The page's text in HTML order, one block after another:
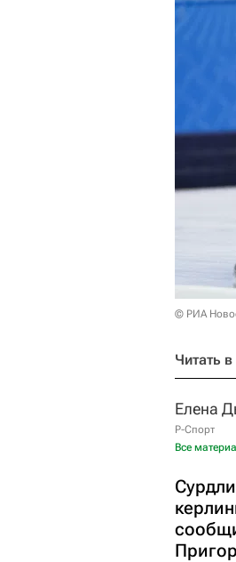
© РИА
Читать в
Елена
Р-Спорт
Все